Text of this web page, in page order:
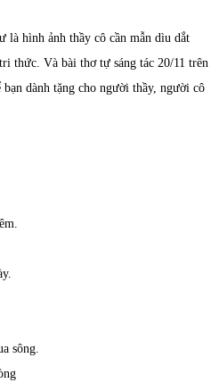
là hình ảnh thầy cô cần mẫn dìu dắt
thức. Và bài thơ tự sáng tác 20/11 trên
dành tặng cho người thầy, người cô
sông.